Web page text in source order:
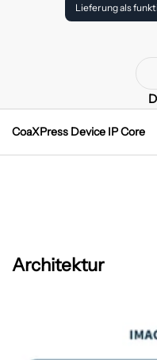
Lieferung als
CoaXPress Device IP Core
Architektur